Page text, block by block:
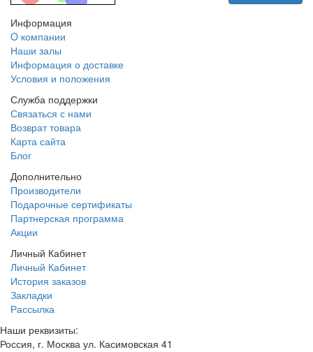
Информация
O компании
Наши залы
Информация о доставке
Условия и положения
Служба поддержки
Связаться с нами
Возврат товара
Карта сайта
Блог
Дополнительно
Производители
Подарочные сертификаты
Партнерская программа
Акции
Личный Кабинет
Личный Кабинет
История заказов
Закладки
Рассылка
Наши реквизиты:
Россия, г. Москва ул. Касимовская 41